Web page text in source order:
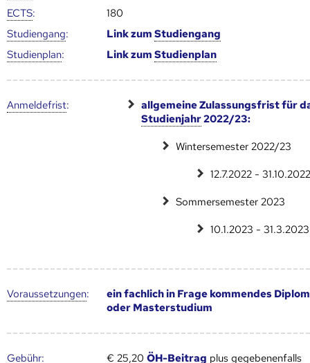
ECTS:
180
Studien­gang: Link zumStudien­gang
Studien­plan: Link zumStudien­plan
Anmelde­frist:
allgemeine Zulassungsfrist für
Studienjahr2022/23:
Wintersemester 2022/23
12.7.2022 -
Sommersemester 2023
10.1.2023 - 31.3.2023
Voraus­setzungen:
ein fachlich in Frage kommendes
oder Masterstudium
Gebühr: € 25,20ÖH-Beitrag plus gegebenenfalls